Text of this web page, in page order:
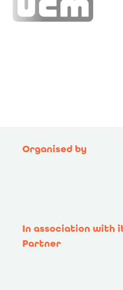
Organised by
In association with
Partner